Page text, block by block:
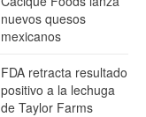
nuevos quesos
mexicanos
FDA retracta resultado
positivo a la lechuga
de Taylor Farms